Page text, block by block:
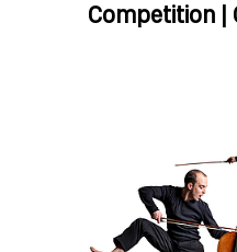
Competition |